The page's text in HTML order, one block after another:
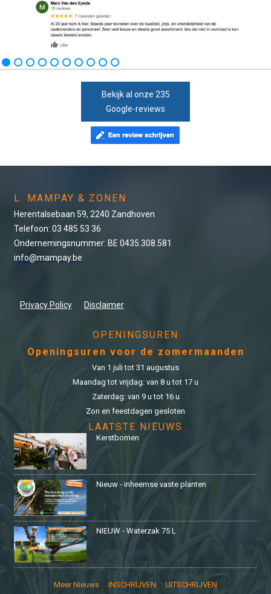
Bekijk al onze 235
Google-reviews
L. MAMPAY & ZONEN
Herentalsebaan 59, 2240 Zandhoven
Telefoon: 03 485 53 36
Ondernemingsnummer: BE 0435.308.581
info@mampay.be
Privacy Policy Disclaimer
OPENINGSUREN
Openingsuren voor de zomermaanden
Van 1 juli tot 31 augustus
Maandag tot vrijdag: van 8 u tot 17 u
Zaterdag: van 9 u tot 16 u
Zon en feestdagen gesloten
LAATSTE NIEUWS
Kerstbomen
Nieuw - inheemse vaste planten
NIEUW - Waterzak 75 L
Meer Nieuws INSCHRIJVEN UITSCHRIJVEN